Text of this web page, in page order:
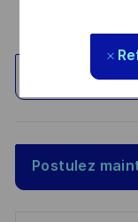
Explorez
Postulez